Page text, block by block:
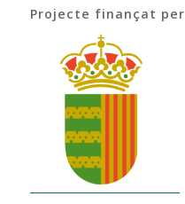
Projecte finançat per